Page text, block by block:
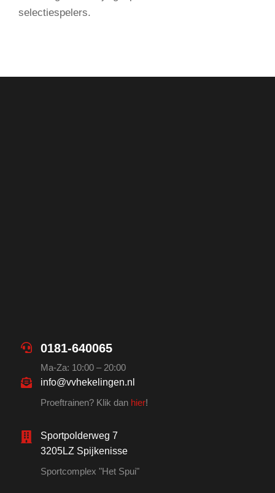
selectiespelers.
0181-640065
Ma-Za: 10:00 – 20:00
info@vvhekelingen.nl
Proeftrainen? Klik dan hier!
Sportpolderweg 7
3205LZ Spijkenisse
Sportcomplex "Het Spui"